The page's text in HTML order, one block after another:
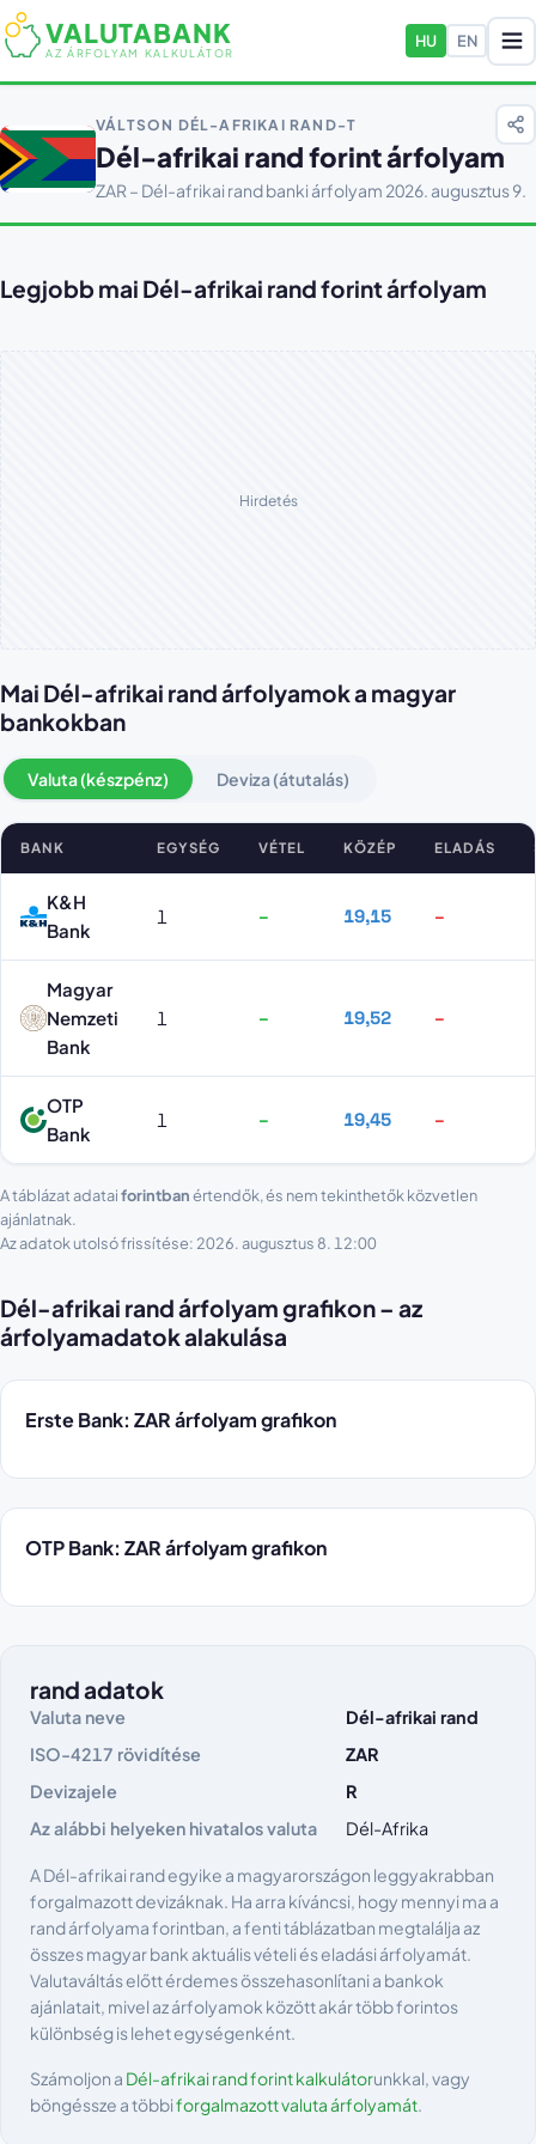
VALUTABANK
AZ ÁRFOLYAM KALKULÁTOR
HU EN
VÁLTSON DÉL-AFRIKAI RAND-T
Dél-afrikai rand forint árfolyam
ZAR – Dél-afrikai rand banki árfolyam 2026. augusztus 9.
Legjobb mai Dél-afrikai rand forint árfolyam
Hirdetés
Mai Dél-afrikai rand árfolyamok a magyar
bankokban
Valuta (készpénz) Deviza (átutalás)
BANK EGYSÉG VÉTEL KÖZÉP ELADÁS
K&H
Bank
1 – 19,15 –
Magyar
Nemzeti
Bank
1 – 19,52 –
OTP
Bank
1 – 19,45 –
A táblázat adataiforintbanértendők, és nem tekinthetők közvetlen
ajánlatnak.
Az adatok utolsó frissítése: 2026. augusztus 8. 12:00
Dél-afrikai rand árfolyam grafikon – az
árfolyamadatok alakulása
Erste Bank: ZAR árfolyam grafikon
OTP Bank: ZAR árfolyam grafikon
rand adatok
Valuta neve
Dél-afrikai rand
ISO-4217 rövidítése
ZAR
Devizajele
R
Az alábbi helyeken hivatalos valuta
Dél-Afrika
A Dél-afrikai rand egyike a magyarországon leggyakrabban
forgalmazott devizáknak. Ha arra kíváncsi, hogy mennyi ma a
rand árfolyama forintban, a fenti táblázatban megtalálja az
összes magyar bank aktuális vételi és eladási árfolyamát.
Valutaváltás előtt érdemes összehasonlítani a bankok
ajánlatait, mivel az árfolyamok között akár több forintos
különbség is lehet egységenként.
Számoljon a Dél-afrikai rand forint kalkulátorunkkal, vagy
böngéssze a többiforgalmazott valuta árfolyamát.